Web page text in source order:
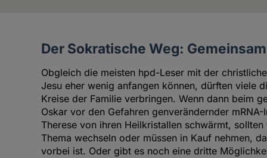
Artikel
Autoren
Der Sokratische Weg:
Obgleich die meisten hpd-Leser mit der
Jesu eher wenig anfangen können, dürften viele
Kreise der Familie verbringen. Wenn dann beim
Oskar vor den Gefahren genverändernder
Therese von ihren Heilkristallen schwärmt,
Thema wechseln oder müssen in Kauf nehmen,
vorbei ist. Oder gibt es noch eine dritte